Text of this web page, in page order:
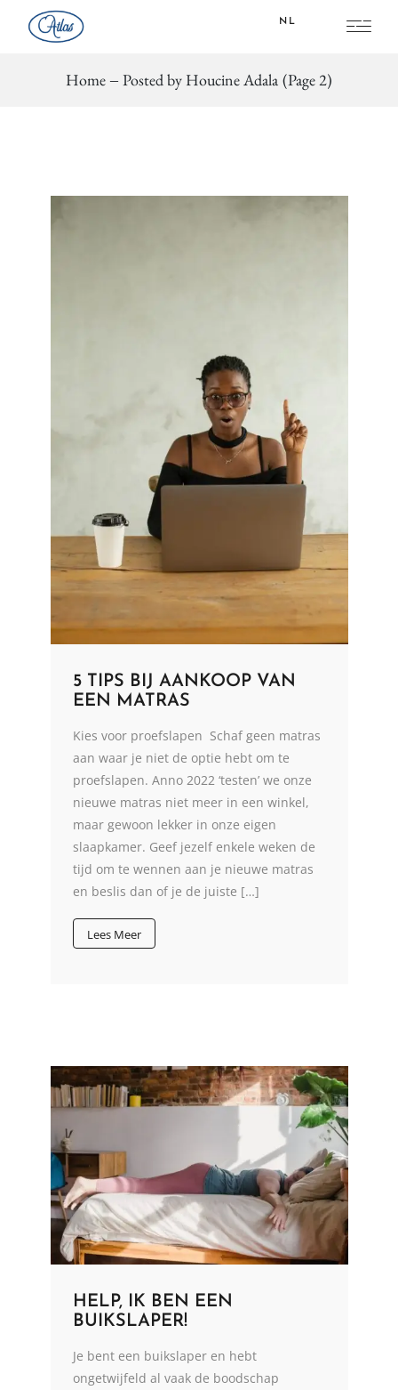
NL
FR
Home Posted by Houcine Adala (Page 2)
5 TIPS BIJ AANKOOP VAN
EEN MATRAS
Kies voor proefslapen Schaf geen matras
aan waar je niet de optie hebt om te
proefslapen. Anno 2022 ‘testen’ we onze
nieuwe matras niet meer in een winkel,
maar gewoon lekker in onze eigen
slaapkamer. Geef jezelf enkele weken de
tijd om te wennen aan je nieuwe matras
en beslis dan of je de juiste […]
Lees Meer
HELP, IK BEN EEN
BUIKSLAPER!
Je bent een buikslaper en hebt
ongetwijfeld al vaak de boodschap